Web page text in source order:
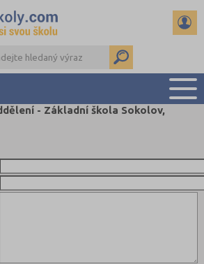
RADY A ČLÁNKY
ČTENÁŘSKÝ DENÍK
- Základní škola Sokolov,